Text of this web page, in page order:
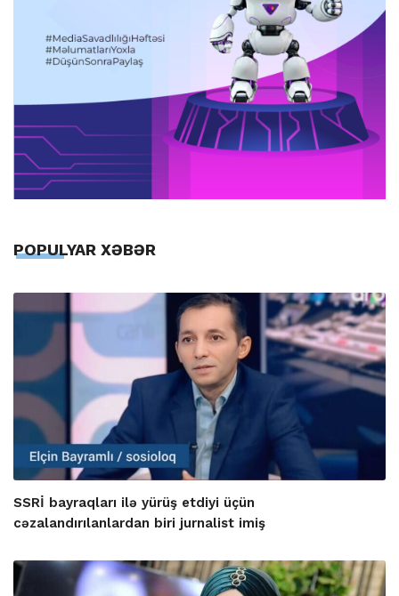
POPULYAR XƏBƏR
SSRİ bayraqları ilə yürüş etdiyi üçün
cəzalandırılanlardan biri jurnalist imiş